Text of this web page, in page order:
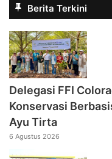
Berita Terkini
Delegasi FFI
Konservasi
Ayu Tirta
6 Agustus 2026